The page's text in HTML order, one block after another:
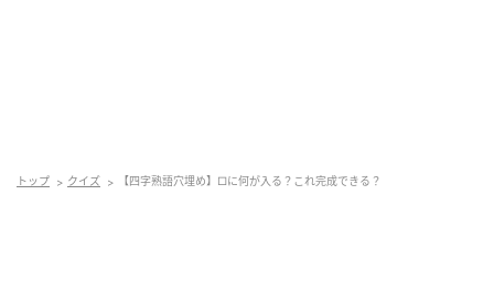
い時間やきわめて素早い動作を表す四字熟語です。も
トップ クイズ 【四字熟語穴埋め】□に何が入る？これ完成できる？